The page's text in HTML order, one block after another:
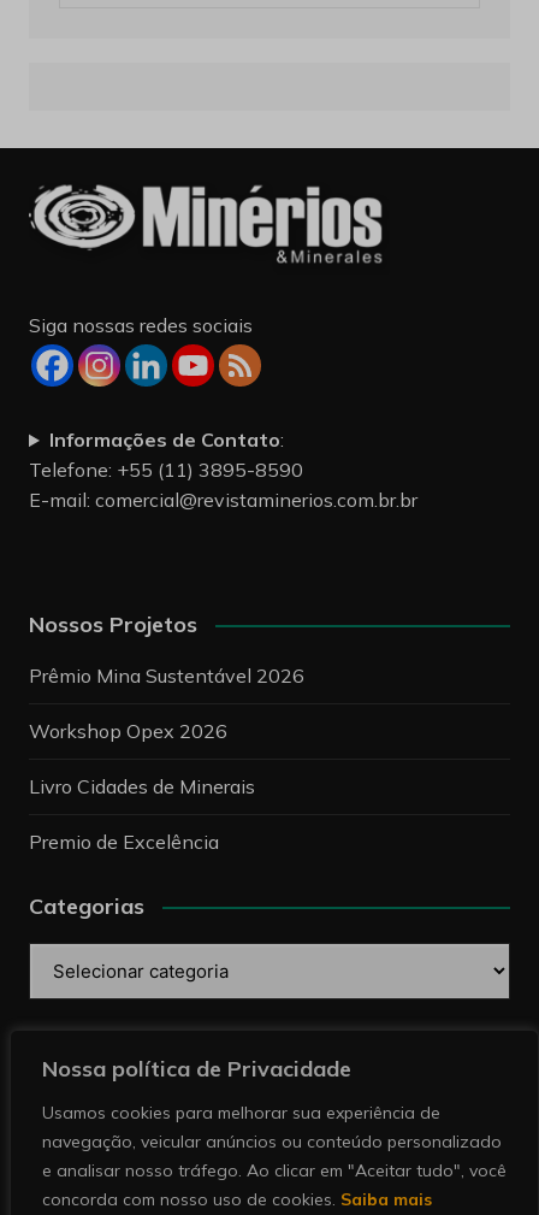
Nossa política de Privacidade
Usamos cookies para melhorar sua experiência de
navegação, veicular anúncios ou conteúdo personalizado
e analisar nosso tráfego. Ao clicar em "Aceitar tudo", você
concorda com nosso uso de cookies. Saiba mais
Siga nossas redes sociais
Informações de Contato:
Telefone: +55 (11) 3895-8590
E-mail: comercial@revistaminerios.com.br.br
Nossos Projetos
Prêmio Mina Sustentável 2026
Workshop Opex 2026
Livro Cidades de Minerais
Premio de Excelência
Categorias